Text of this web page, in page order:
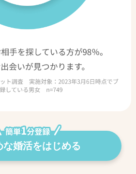
な婚活をはじめる